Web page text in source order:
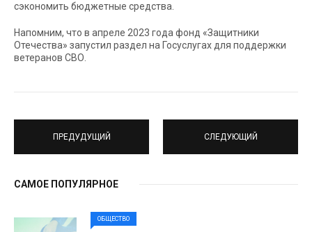
сэкономить бюджетные средства.
Напомним, что в апреле 2023 года фонд «Защитники
Отечества» запустил раздел на Госуслугах для поддержки
ветеранов СВО.
ПРЕДУДУЩИЙ СЛЕДУЮЩИЙ
САМОЕ ПОПУЛЯРНОЕ
ОБЩЕСТВО